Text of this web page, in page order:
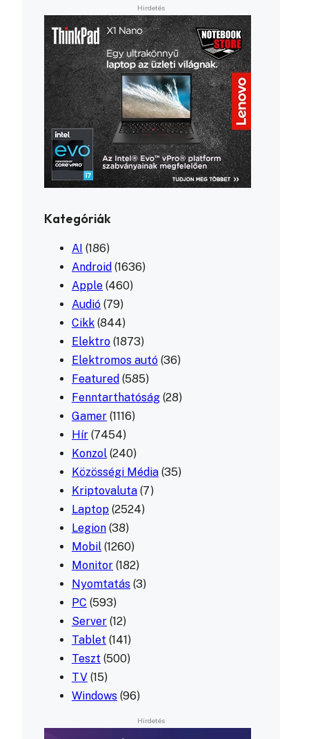
Kategóriák
AI (186)
Android (1636)
Apple (460)
Audió (79)
Cikk (844)
Elektro (1873)
Elektromos autó (36)
Featured (585)
Fenntarthatóság (28)
Gamer (1116)
Hír (7454)
Konzol (240)
Közösségi Média (35)
Kriptovaluta (7)
Laptop (2524)
Legion (38)
Mobil (1260)
Monitor (182)
Nyomtatás (3)
PC (593)
Server (12)
Tablet (141)
Teszt (500)
TV (15)
Windows (96)